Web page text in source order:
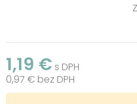
1,19 € s DPH
0,97 € bez DPH